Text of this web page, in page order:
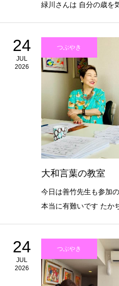
緑川さんは 自分の歳を
24
JUL
2026
つぶやき
大和言葉の教室
今日は善竹先生も参加
本当に有難いです たか
24
JUL
2026
つぶやき